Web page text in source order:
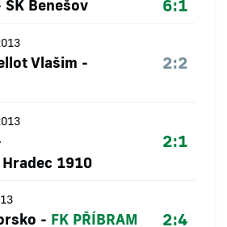
SK Benešov 6:1
Vlašim -
2:2
1910
2:1
- FK PŘÍBRAM 2:4